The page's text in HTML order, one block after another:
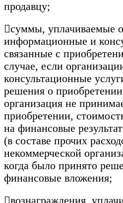
продавцу;
суммы, уплачиваемые
информационные и
связанные с
случае, если
консультационные
решения о
организация не
приобретении,
на финансовые
(в составе прочих
некоммерческой
когда было принято
финансовые вложения;
вознаграждения,